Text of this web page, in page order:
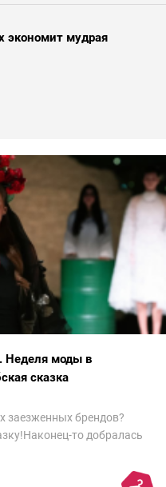
экономит мудрая
Неделя моды в
сказка
заезженных брендов?
то добралась
Национальный